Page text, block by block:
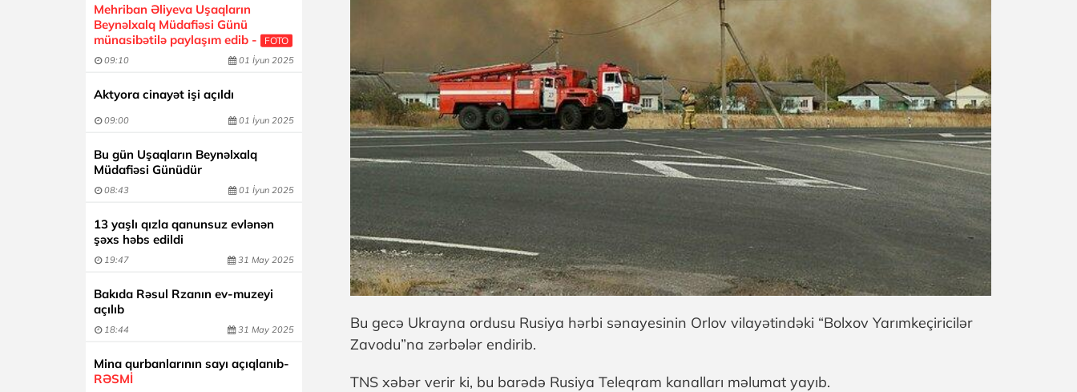
Mehriban Əliyeva Uşaqların
Beynəlxalq Müdafiəsi Günü
münasibətilə paylaşım edib -
FOTO
09:10 01 İyun 2025
Aktyora cinayət işi açıldı
09:00 01 İyun 2025
Bu gün Uşaqların Beynəlxalq
Müdafiəsi Günüdür
08:43 01 İyun 2025
13 yaşlı qızla qanunsuz evlənən
şəxs həbs edildi
19:47 31 May 2025
Bakıda Rəsul Rzanın ev-muzeyi
açılıb
18:44 31 May 2025
Mina qurbanlarının sayı açıqlanıb-
RƏSMİ
Bu gecə Ukrayna ordusu Rusiya hərbi sənayesinin Orlov vilayətindəki “Bolxov Yarımkeçiricilər
Zavodu”na zərbələr endirib.
TNS xəbər verir ki, bu barədə Rusiya Teleqram kanalları məlumat yayıb.